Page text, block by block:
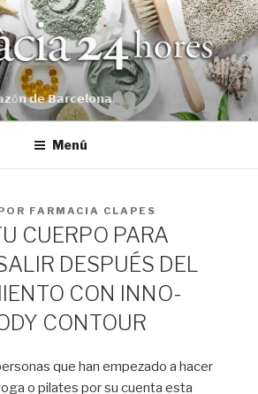
𝗱𝗲 𝗕𝗮𝗿𝗰𝗲𝗹𝗼𝗻𝗮.
Menú
FARMACIA CLAPES
CUERPO PARA
DESPUÉS DEL
CON INNO-
CONTOUR
que han empezado a hacer
o pilates por su cuenta esta